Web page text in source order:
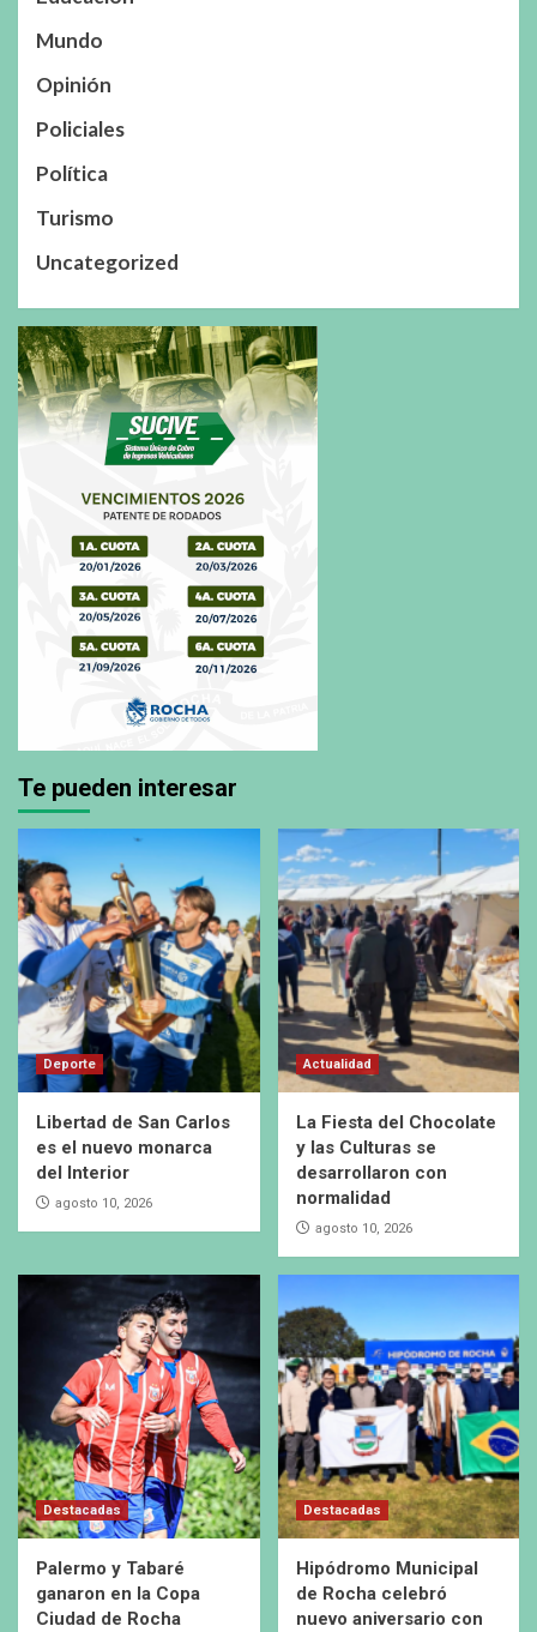
Mundo
Opinión
Policiales
Política
Turismo
Uncategorized
Te pueden interesar
Deporte
Libertad de San Carlos
es el nuevo monarca
del Interior
agosto 10, 2026
Actualidad
La Fiesta del Chocolate
y las Culturas se
desarrollaron con
normalidad
agosto 10, 2026
Destacadas
Palermo y Tabaré
ganaron en la Copa
Ciudad de Rocha
Destacadas
Hipódromo Municipal
de Rocha celebró
nuevo aniversario con